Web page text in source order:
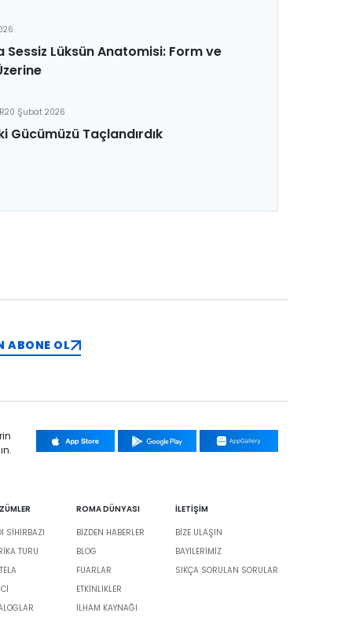
Sessiz Lüksün Anatomisi: Form ve
20 Şubat 2026
Gücümüzü Taçlandırdık
ABONE OL
SİHİRBAZI
TURU
ROMA DÜNYASI
BIZDEN HABERLER
BLOG
FUARLAR
ETKINLIKLER
İLHAM KAYNAĞI
İLETİŞİM
BIZE ULAŞIN
BAYILERIMIZ
SIKÇA SORULAN SORULAR